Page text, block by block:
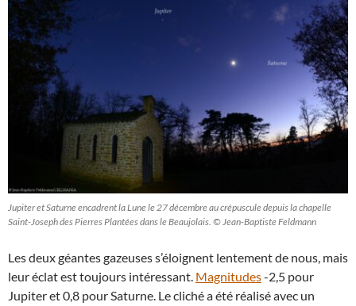
Jupiter et Saturne encadrent la Lune le 27 décembre au crépuscule depuis la chapelle
Saint-Joseph des Pierres Plantées dans le Beaujolais. © Jean-Baptiste Feldmann
Les deux géantes gazeuses s’éloignent lentement de nous, mais
leur éclat est toujours intéressant. Magnitudes-2,5 pour
Jupiter et 0,8 pour Saturne. Le cliché a été réalisé avec un